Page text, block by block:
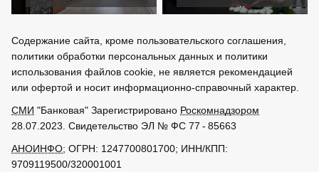
ипотеку без учета
зарплаты
репараций, чтобы
будущем
Содержание сайта, кроме пользовательского соглашения,
политики обработки персональных данных и политики
использования файлов cookie, не является рекомендацией
или офертой и носит информационно-справочный характер.
СМИ "Банковая" Зарегистрировано Роскомнадзором
28.07.2023. Свидетельство ЭЛ № ФС 77 - 85663
АНОИНФО; ОГРН: 1247700801700; ИНН/КПП:
9709119500/320001001